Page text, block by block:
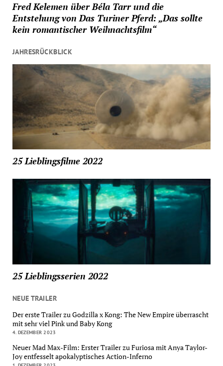
Fred Kelemen über Béla Tarr und die
Entstehung von Das Turiner Pferd: „Das sollte
kein romantischer Weihnachtsfilm“
JAHRESRÜCKBLICK
25 Lieblingsfilme 2022
25 Lieblingsserien 2022
NEUE TRAILER
Der erste Trailer zu Godzilla x Kong: The New Empire überrascht
mit sehr viel Pink und Baby Kong
4. DEZEMBER 2023
Neuer Mad Max-Film: Erster Trailer zu Furiosa mit Anya Taylor-
Joy entfesselt apokalyptisches Action-Inferno